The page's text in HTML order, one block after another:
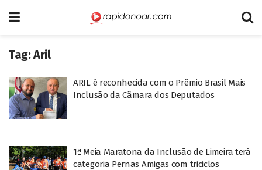
Tag:Aril
ARIL é reconhecida com o Prêmio Brasil Mais
Inclusão da Câmara dos Deputados
1ª Meia Maratona da Inclusão de Limeira terá
categoria Pernas Amigas com triciclos